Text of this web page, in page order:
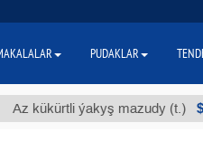
ýakyş mazudy (t.) $300
PUDAKLAR